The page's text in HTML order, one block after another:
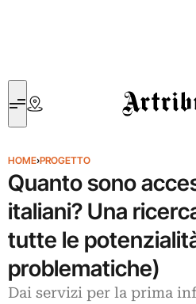
Artribune
HOME›PROGETTO
Quanto sono
italiani? Una
tutte le
problematiche)
Dai servizi per la prima